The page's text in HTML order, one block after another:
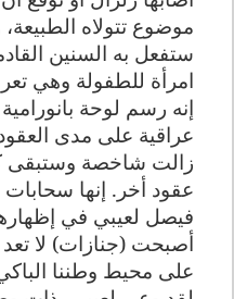
موضوع تتولاه
ستفعل به السنين
امرأة للطفولة وهي
إنه رسم لوحة
عراقية على مدى
زالت شاخصة وستبقى
عقود أخر. إنها
فيصل لعيبي في
أصبحت (جنازات) لا تعد
على محيط وطننا